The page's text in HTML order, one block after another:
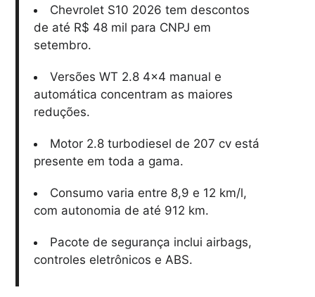
Chevrolet S10 2026 tem descontos
de até R$ 48 mil para CNPJ em
setembro.
Versões WT 2.8 4×4 manual e
automática concentram as maiores
reduções.
Motor 2.8 turbodiesel de 207 cv está
presente em toda a gama.
Consumo varia entre 8,9 e 12 km/l,
com autonomia de até 912 km.
Pacote de segurança inclui airbags,
controles eletrônicos e ABS.